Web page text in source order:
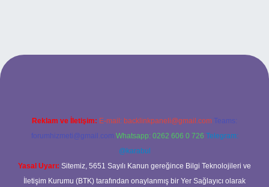
giriş adresi
Reklam ve İletişim: E-mail: backlinkpaneli@gmail.com Teams:
forumhizmeti@gmail.com Whatsapp: 0262 606 0 726 Telegram:
@karabul
Yasal Uyarı: Sitemiz, 5651 Sayılı Kanun gereğince Bilgi Teknolojileri ve
İletişim Kurumu (BTK) tarafından onaylanmış bir Yer Sağlayıcı olarak